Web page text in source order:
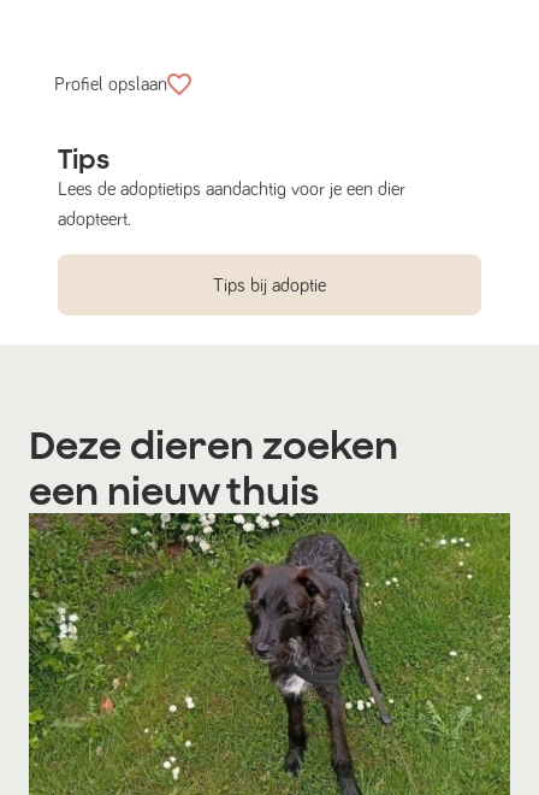
Profiel opslaan
Tips
Lees de adoptietips aandachtig voor je een dier
adopteert.
Tips bij adoptie
Deze dieren zoeken
een nieuw thuis